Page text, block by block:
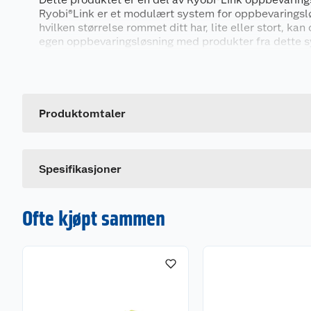
Ryobi®Link er et modulært system for
hvilken størrelse rommet ditt har, lite eller stort, kan
egen oppbevaringsløsning med produkter fra dette
Produktomtaler
Spesifikasjoner
Leverandørens artikkelnummer
Ofte kjøpt sammen